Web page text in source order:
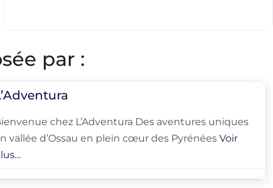
par :
chez L’Adventura Des aventures uniques
vallée d’Ossau en plein cœur des PyrénéesVoir